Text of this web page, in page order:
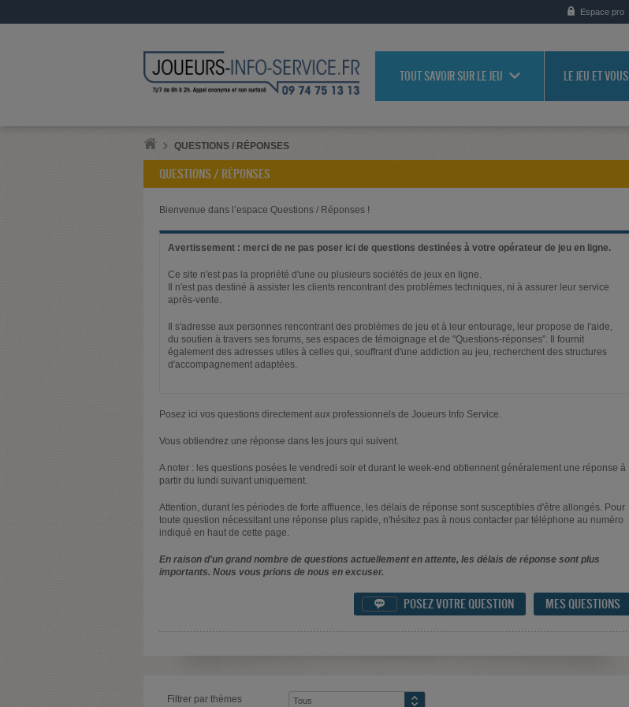
Espace pro
TOUT SAVOIR SUR LE JEU LE JEU ET VOUS
QUESTIONS / RÉPONSES
QUESTIONS / RÉPONSES
Bienvenue dans l’espace Questions / Réponses !
Avertissement : merci de ne pas poser ici de questions destinées à votre opérateur de jeu en ligne.
Ce site n'est pas la propriété d'une ou plusieurs sociétés de jeux en ligne.
Il n'est pas destiné à assister les clients rencontrant des problèmes techniques, ni à assurer leur service
après-vente.
Il s'adresse aux personnes rencontrant des problèmes de jeu et à leur entourage, leur propose de l'aide,
du soutien à travers ses forums, ses espaces de témoignage et de "Questions-réponses". Il fournit
également des adresses utiles à celles qui, souffrant d'une addiction au jeu, recherchent des structures
d'accompagnement adaptées.
Posez ici vos questions directement aux professionnels de Joueurs Info Service.
Vous obtiendrez une réponse dans les jours qui suivent.
A noter : les questions posées le vendredi soir et durant le week-end obtiennent généralement une réponse à
partir du lundi suivant uniquement.
Attention, durant les périodes de forte affluence, les délais de réponse sont susceptibles d'être allongés. Pour
toute question nécessitant une réponse plus rapide, n'hésitez pas à nous contacter par téléphone au numéro
indiqué en haut de cette page.
En raison d'un grand nombre de questions actuellement en attente, les délais de réponse sont plus
importants. Nous vous prions de nous en excuser.
 POSEZ VOTRE QUESTION MES QUESTIONS
Filtrer par thèmes